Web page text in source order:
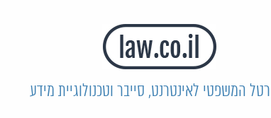
המשפטי לאינטרנט, סייבר וטכנולוגיית מידע